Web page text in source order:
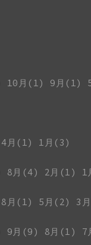
10月(1) 9月(1)
4月(1)
1月(3)
8月(4) 2月(1)
1
8月(1) 5月(2)
3
9月(9) 8月(1) 7